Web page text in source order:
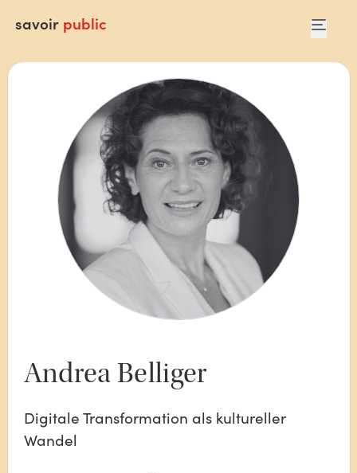
savoir public
Andrea Belliger
Digitale Transformation als kultureller
Wandel